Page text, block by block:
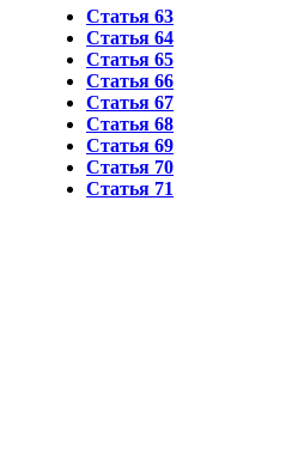
Статья 63
Статья 64
Статья 65
Статья 66
Статья 67
Статья 68
Статья 69
Статья 70
Статья 71